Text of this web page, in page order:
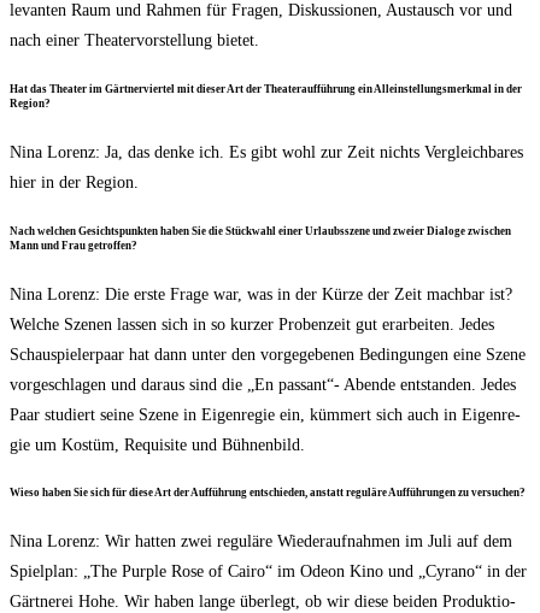
le­van­ten Raum und Rah­men für Fra­gen, Dis­kus­sio­nen, Aus­tausch vor und
nach einer Thea­ter­vor­stel­lung bietet.
Hat das Thea­ter im Gärt­ner­vier­tel mit die­ser Art der Thea­ter­auf­füh­rung ein Allein­stel­lungs­merk­mal in der
Region?
Nina Lorenz: Ja, das den­ke ich. Es gibt wohl zur Zeit nichts Ver­gleich­ba­res
hier in der Region.
Nach wel­chen Gesichts­punk­ten haben Sie die Stück­wahl einer Urlaubs­sze­ne und zwei­er Dia­lo­ge zwi­schen
Mann und Frau getroffen?
Nina Lorenz: Die ers­te Fra­ge war, was in der Kür­ze der Zeit mach­bar ist?
Wel­che Sze­nen las­sen sich in so kur­zer Pro­ben­zeit gut erar­bei­ten. Jedes
Schau­spie­ler­paar hat dann unter den vor­ge­ge­be­nen Bedin­gun­gen eine Sze­ne
vor­ge­schla­gen und dar­aus sind die „En pas­sant“- Aben­de ent­stan­den. Jedes
Paar stu­diert sei­ne Sze­ne in Eigen­re­gie ein, küm­mert sich auch in Eigen­re­
gie um Kos­tüm, Requi­si­te und Bühnenbild.
Wie­so haben Sie sich für die­se Art der Auf­füh­rung ent­schie­den, anstatt regu­lä­re Auf­füh­run­gen zu versuchen?
Nina Lorenz: Wir hat­ten zwei regu­lä­re Wie­der­auf­nah­men im Juli auf dem
Spiel­plan: „The Pur­ple Rose of Cai­ro“ im Ode­on Kino und „Cyra­no“ in der
Gärt­ne­rei Hohe. Wir haben lan­ge über­legt, ob wir die­se bei­den Pro­duk­tio­